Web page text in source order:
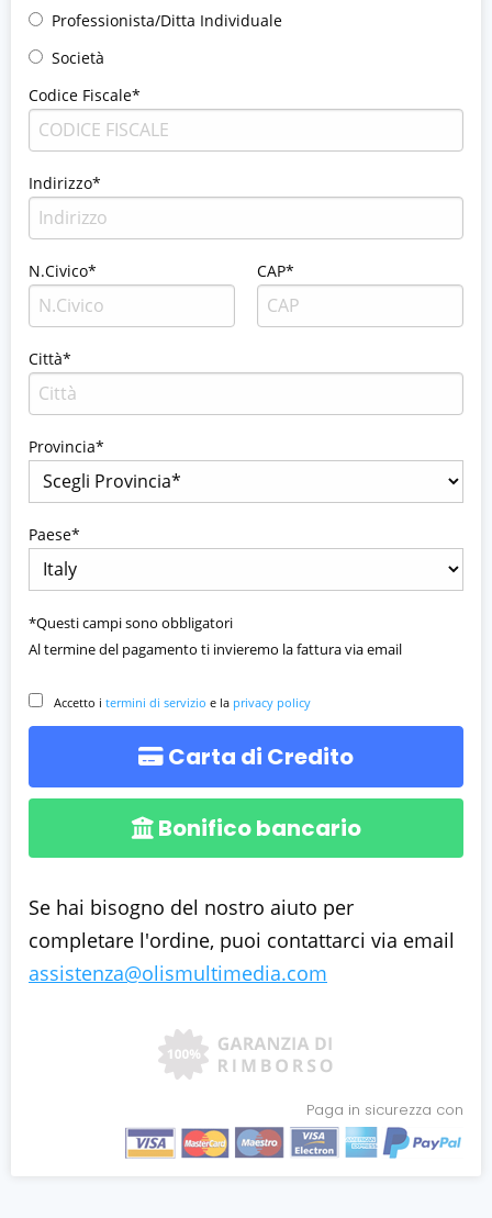
Professionista/Ditta Individuale
Società
Codice Fiscale*
Indirizzo*
N.Civico* CAP*
Città*
Provincia*
Paese*
*Questi campi sono obbligatori
Al termine del pagamento ti invieremo la fattura via email
Accetto i termini di servizio e la privacy policy
Carta di Credito
Bonifico bancario
Se hai bisogno del nostro aiuto per
completare l'ordine, puoi contattarci via email
assistenza@olismultimedia.com
Paga in sicurezza con